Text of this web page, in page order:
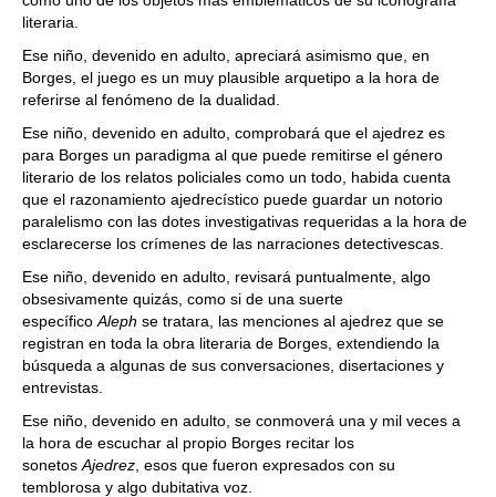
literaria.
Ese niño, devenido en adulto, apreciará asimismo que, en
Borges, el juego es un muy plausible arquetipo a la hora de
referirse al fenómeno de la dualidad.
Ese niño, devenido en adulto, comprobará que el ajedrez es
para Borges un paradigma al que puede remitirse el género
literario de los relatos policiales como un todo, habida cuenta
que el razonamiento ajedrecístico puede guardar un notorio
paralelismo con las dotes investigativas requeridas a la hora de
esclarecerse los crímenes de las narraciones detectivescas.
Ese niño, devenido en adulto, revisará puntualmente, algo
obsesivamente quizás, como si de una suerte
específico Aleph se tratara, las menciones al ajedrez que se
registran en toda la obra literaria de Borges, extendiendo la
búsqueda a algunas de sus conversaciones, disertaciones y
entrevistas.
Ese niño, devenido en adulto, se conmoverá una y mil veces a
la hora de escuchar al propio Borges recitar los
sonetos Ajedrez , esos que fueron expresados con su
temblorosa y algo dubitativa voz.